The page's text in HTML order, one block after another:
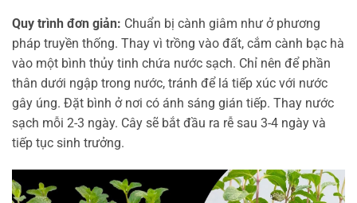
Quy trình đơn giản: Chuẩn bị cành giâm như ở phương
pháp truyền thống. Thay vì trồng vào đất, cắm cành bạc hà
vào một bình thủy tinh chứa nước sạch. Chỉ nên để phần
thân dưới ngập trong nước, tránh để lá tiếp xúc với nước
gây úng. Đặt bình ở nơi có ánh sáng gián tiếp. Thay nước
sạch mỗi 2-3 ngày. Cây sẽ bắt đầu ra rễ sau 3-4 ngày và
tiếp tục sinh trưởng.